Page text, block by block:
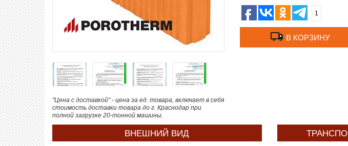
"Цена с доставкой" - цена за ед. товара, включает в себя
стоимость доставки товара до г. Краснодар при
полной загрузке 20-тонной машины.
1
В КОРЗИНУ
ВНЕШНИЙ ВИД